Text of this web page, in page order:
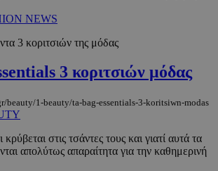
NEWS
3 κοριτσιών της μόδας
3 κοριτσιών μόδας
beauty/1-beauty/ta-bag-essentials-3-koritsiwn-modas
στις τσάντες τους και γιατί αυτά τα
απολύτως απαραίτητα για την καθημερινή